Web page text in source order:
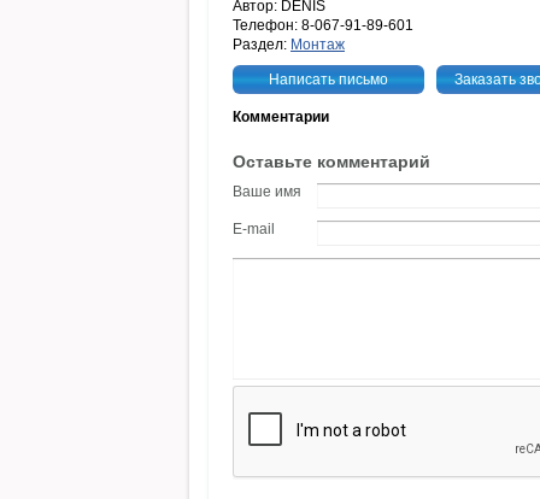
Автор: DENIS
Телефон: 8-067-91-89-601
Раздел: Монтаж
Написать письмо Заказать
Комментарии
Оставьте комментарий
Ваше имя
E-mail